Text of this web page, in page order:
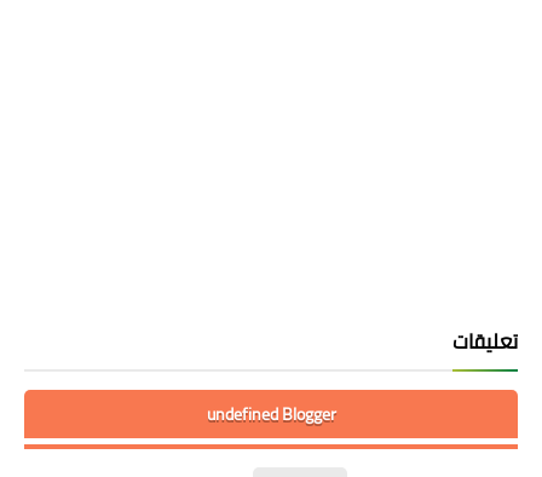
تعليقات
undefined Blogger